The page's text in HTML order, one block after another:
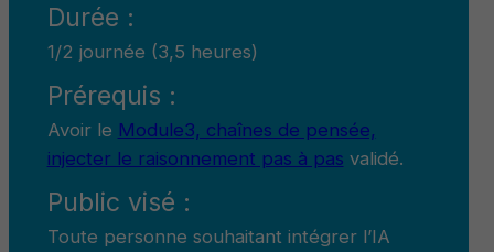
Durée :
1/2 journée (3,5 heures)
Prérequis :
Avoir le Module3, chaînes de pensée,
injecter le raisonnement pas à pas validé.
Public visé :
Toute personne souhaitant intégrer l’IA